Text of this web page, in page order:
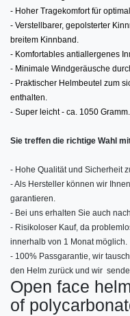
- Hoher Tragekomfort für
- Verstellbarer, gepolsterter
breitem Kinnband.
- Komfortables antiallergenes
- Minimale Windgeräusche
- Praktischer Helmbeutel zum
enthalten.
- Super leicht - ca. 1050 Gramm.
Sie treffen die richtige Wahl
- Hohe Qualität und Sicherheit
- Als Hersteller können wir
garantieren.
- Bei uns erhalten Sie auch
- Risikoloser Kauf, da
innerhalb von 1 Monat möglich.
- 100% Passgarantie, wir
den Helm zurück und wir
Open face
of